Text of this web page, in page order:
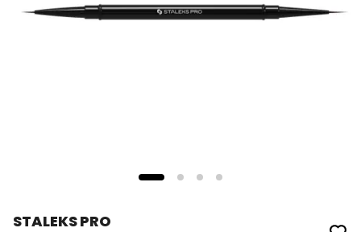
STALEKS PRO